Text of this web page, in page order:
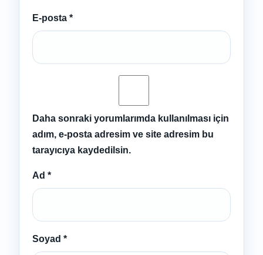
E-posta *
Daha sonraki yorumlarımda kullanılması için
adım, e-posta adresim ve site adresim bu
tarayıcıya kaydedilsin.
Ad *
Soyad *